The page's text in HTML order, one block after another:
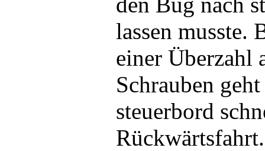
lassen musste.
einer Überzahl
Schrauben
steuerbord